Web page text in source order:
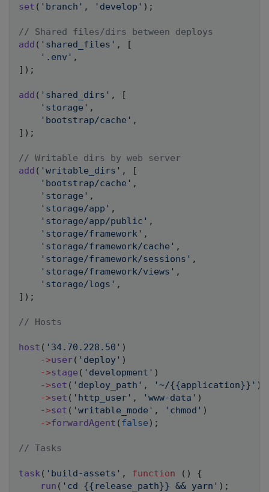
set ( 'branch' , 'develop' ) ;
// Shared files/dirs between deploys
add ( 'shared_files' ,
[
'.env' ,
] ) ;
add ( 'shared_dirs' ,
[
'storage' ,
'bootstrap/cache' ,
] ) ;
// Writable dirs by web server
add ( 'writable_dirs' ,
[
'bootstrap/cache' ,
'storage' ,
'storage/app' ,
'storage/app/public' ,
'storage/framework' ,
'storage/framework/cache' ,
'storage/framework/sessions' ,
'storage/framework/views' ,
'storage/logs' ,
] ) ;
// Hosts
host ( '34.70.228.50' )
->user( 'deploy' )
->stage ( 'development' )
->set ( 'deploy_path' , '~/{{application}}' )
->set ( 'http_user' , 'www-data' )
->set ( 'writable_mode' , 'chmod' )
->forwardAgent ( false ) ;
// Tasks
task( 'build-assets' , function ( )
{
run ( 'cd {{release_path}} && yarn' ) ;